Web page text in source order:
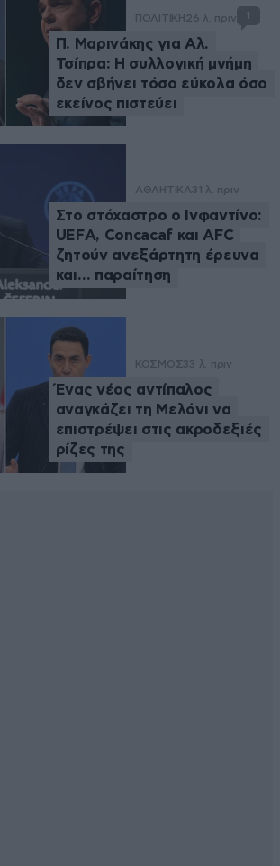
ΠΟΛΙΤΙΚΗ26 λ. πριν 1
Π. Μαρινάκης για Αλ.
Τσίπρα: Η συλλογική μνήμη
δεν σβήνει τόσο εύκολα όσο
εκείνος πιστεύει
ΑΘΛΗΤΙΚΑ31 λ. πριν
Στο στόχαστρο ο Ινφαντίνο:
UEFA, Concacaf και AFC
ζητούν ανεξάρτητη έρευνα
και… παραίτηση
ΚΟΣΜΟΣ33 λ. πριν
Ένας νέος αντίπαλος
αναγκάζει τη Μελόνι να
επιστρέψει στις ακροδεξιές
ρίζες της